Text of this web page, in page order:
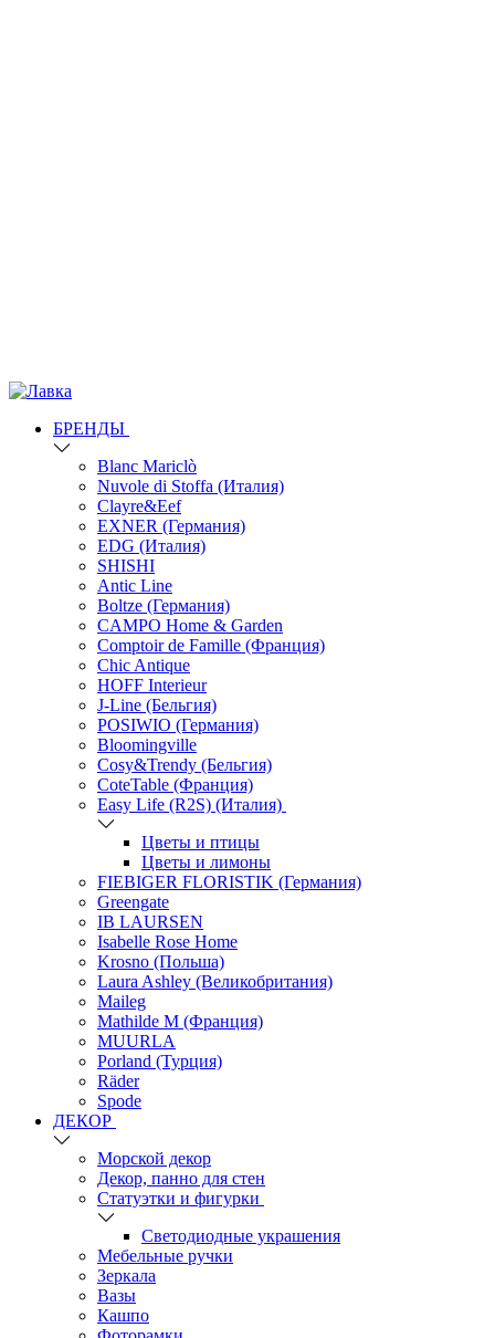
БРЕНДЫ
Blanc Mariclò
Nuvole di Stoffa (Италия)
Clayre&Eef
EXNER (Германия)
EDG (Италия)
SHISHI
Antic Line
Boltze (Германия)
CAMPO Home & Garden
Comptoir de Famille (Франция)
Chic Antique
HOFF Interieur
J-Line (Бельгия)
POSIWIO (Германия)
Bloomingville
Cosy&Trendy (Бельгия)
CoteTable (Франция)
Easy Life (R2S) (Италия)
Цветы и птицы
Цветы и лимоны
FIEBIGER FLORISTIK (Германия)
Greengate
IB LAURSEN
Isabelle Rose Home
Krosno (Польша)
Laura Ashley (Великобритания)
Maileg
Mathilde M (Франция)
MUURLA
Porland (Турция)
Räder
Spode
ДЕКОР
Морской декор
Декор, панно для стен
Статуэтки и фигурки
Светодиодные украшения
Мебельные ручки
Зеркала
Вазы
Кашпо